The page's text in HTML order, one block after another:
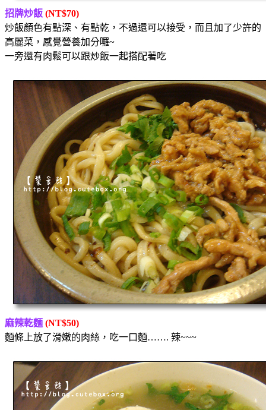
招牌炒飯 (NT$70)
炒飯顏色有點深、有點乾，不過還可以接受，而且加了少許的
高麗菜，感覺營養加分囉~
一旁還有肉鬆可以跟炒飯一起搭配著吃
麻辣乾麵 (NT$50)
麵條上放了滑嫩的肉絲，吃一口麵……. 辣~~~